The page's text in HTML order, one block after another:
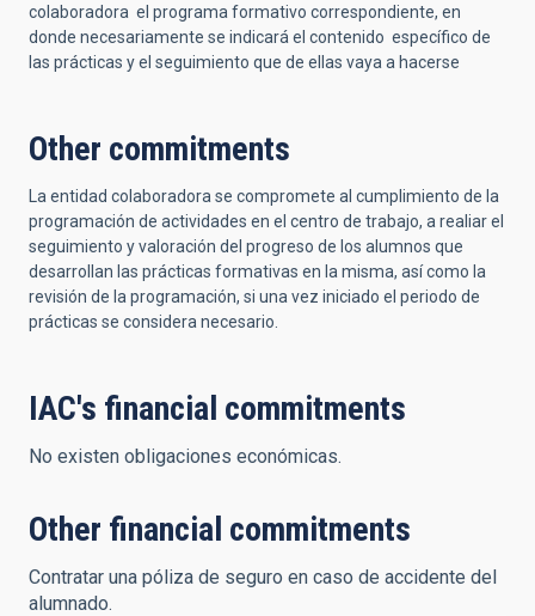
colaboradora el programa formativo correspondiente, en
donde necesariamente se indicará el contenido específico de
las prácticas y el seguimiento que de ellas vaya a hacerse
Other commitments
La entidad colaboradora se compromete al cumplimiento de la
programación de actividades en el centro de trabajo, a realiar el
seguimiento y valoración del progreso de los alumnos que
desarrollan las prácticas formativas en la misma, así como la
revisión de la programación, si una vez iniciado el periodo de
prácticas se considera necesario.
IAC's financial commitments
No existen obligaciones económicas.
Other financial commitments
Contratar una póliza de seguro en caso de accidente del
alumnado.